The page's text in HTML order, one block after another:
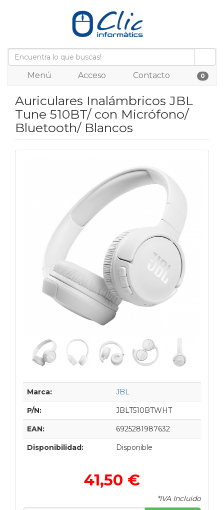
Menú Acceso Contacto 0
Auriculares Inalámbricos JBL
Tune 510BT/ con Micrófono/
Bluetooth/ Blancos
Marca: JBL
P/N: JBLT510BTWHT
EAN: 6925281987632
Disponibilidad: Disponible
41,50 €
*IVA Incluido